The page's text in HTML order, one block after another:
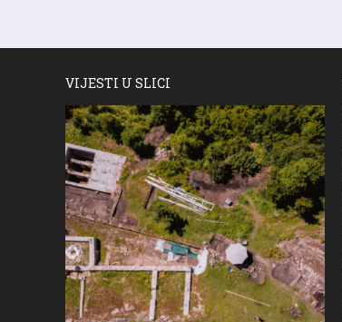
VIJESTI U SLICI